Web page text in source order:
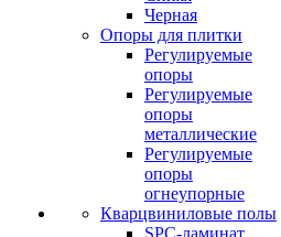
Черная
Опоры для плитки
Регулируемые
опоры
Регулируемые
опоры
металлические
Регулируемые
опоры
огнеупорные
Кварцвиниловые полы
SPC-ламинат